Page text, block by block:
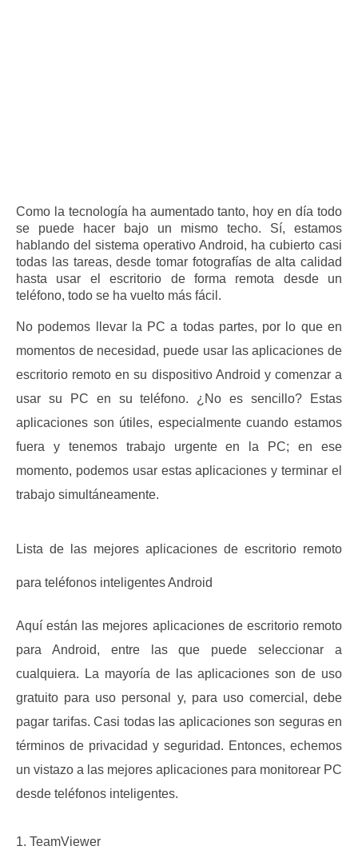
Como la tecnología ha aumentado tanto, hoy en día todo
se puede hacer bajo un mismo techo. Sí, estamos
hablando del sistema operativo Android, ha cubierto casi
todas las tareas, desde tomar fotografías de alta calidad
hasta usar el escritorio de forma remota desde un
teléfono, todo se ha vuelto más fácil.
No podemos llevar la PC a todas partes, por lo que en
momentos de necesidad, puede usar las aplicaciones de
escritorio remoto en su dispositivo Android y comenzar a
usar su PC en su teléfono. ¿No es sencillo?
Estas
aplicaciones son útiles, especialmente cuando estamos
fuera y tenemos trabajo urgente en la PC;en ese
momento, podemos usar estas aplicaciones y terminar el
trabajo simultáneamente.
Lista de las mejores aplicaciones de escritorio remoto
para teléfonos inteligentes Android
Aquí están las mejores aplicaciones de escritorio remoto
para Android, entre las que puede seleccionar a
cualquiera.
La mayoría de las aplicaciones son de uso
gratuito para uso personal y, para uso comercial, debe
pagar tarifas. Casi todas las aplicaciones son seguras en
términos de privacidad y seguridad. Entonces, echemos
un vistazo a las mejores aplicaciones para monitorear PC
desde teléfonos inteligentes.
1. TeamViewer